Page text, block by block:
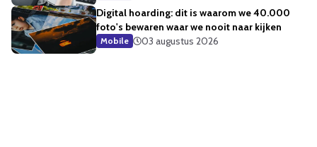
Digital hoarding: dit is waarom we 40.000
foto's bewaren waar we nooit naar kijken
Mobile 03 augustus 2026